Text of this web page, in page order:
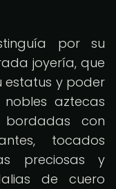
por su
joyería, que
estatus y poder
aztecas
bordadas con
tocados
preciosas y
de cuero